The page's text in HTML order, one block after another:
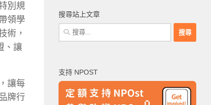
別規
領學
術，
、讓
讓每
牌行
搜尋站上文章
搜
尋
字:
支持 NPOST